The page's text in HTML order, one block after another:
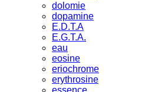
dolomie
dopamine
E.D.T.A
E.G.T.A.
eau
eosine
eriochrome
erythrosine
essence